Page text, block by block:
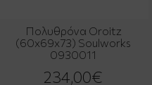
Πολυθρόνα Oroitz
(60x69x73) Soulworks
0930011
234,00€